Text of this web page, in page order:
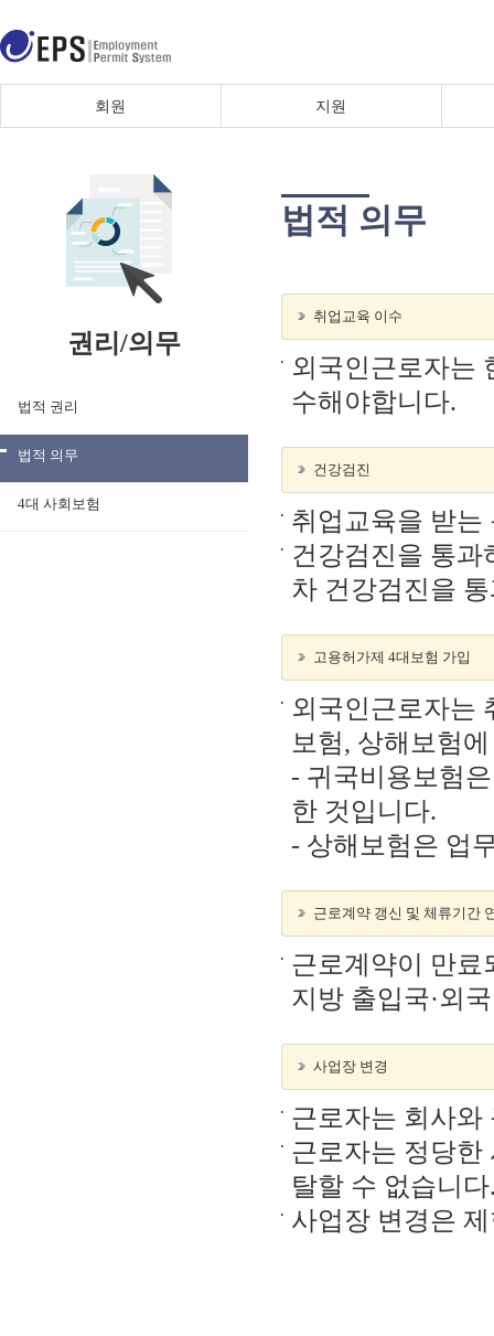
회원 지원
권리/의무
법적 권리
법적 의무
4대 사회보험
법적 의무
취업교육 이수
외국인근로자는
수해야합니다.
건강검진
취업교육을 받는
건강검진을 통과
차 건강검진을
고용허가제 4대보험 가입
외국인근로자는
보험, 상해보험
- 귀국비용보험
한 것입니다.
- 상해보험은 업
근로계약 갱신 및 체류기간
근로계약이 만료
지방 출입국·외
사업장 변경
근로자는 회사와
근로자는 정당한
탈할 수 없습니다
사업장 변경은